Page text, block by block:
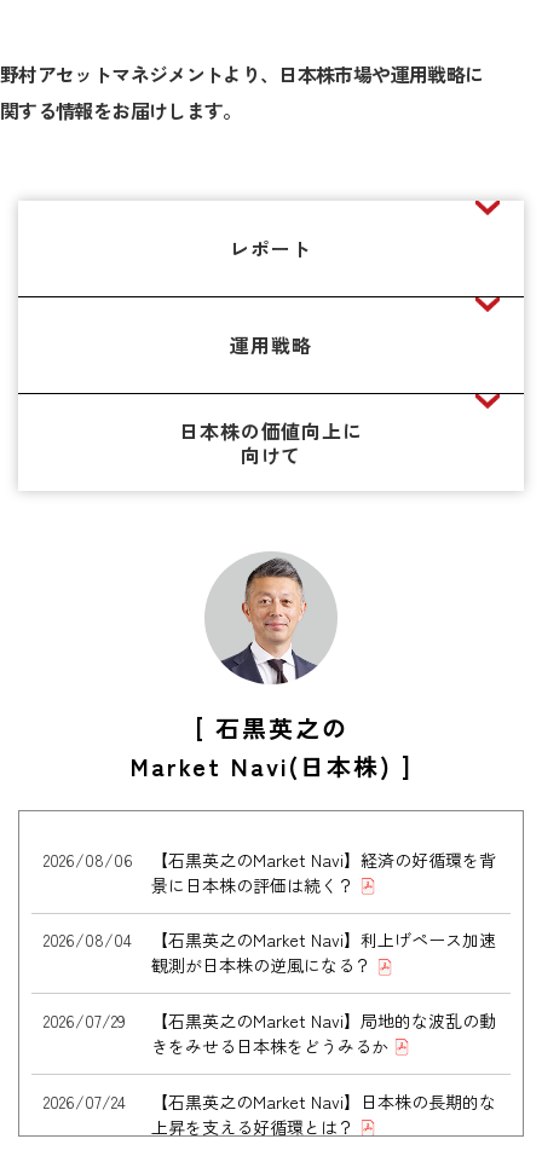
野村アセットマネジメントより、日本株市場や運用戦略に
関する情報をお届けします。
レポート
運用戦略
日本株の価値向上に
向けて
[ 石黒英之の
Market Navi(日本株) ]
2026/08/06
【石黒英之のMarket Navi】経済の好循環を背
景に日本株の評価は続く？
2026/08/04
【石黒英之のMarket Navi】利上げペース加速
観測が日本株の逆風になる？
2026/07/29
【石黒英之のMarket Navi】局地的な波乱の動
きをみせる日本株をどうみるか
2026/07/24
【石黒英之のMarket Navi】日本株の長期的な
上昇を支える好循環とは？